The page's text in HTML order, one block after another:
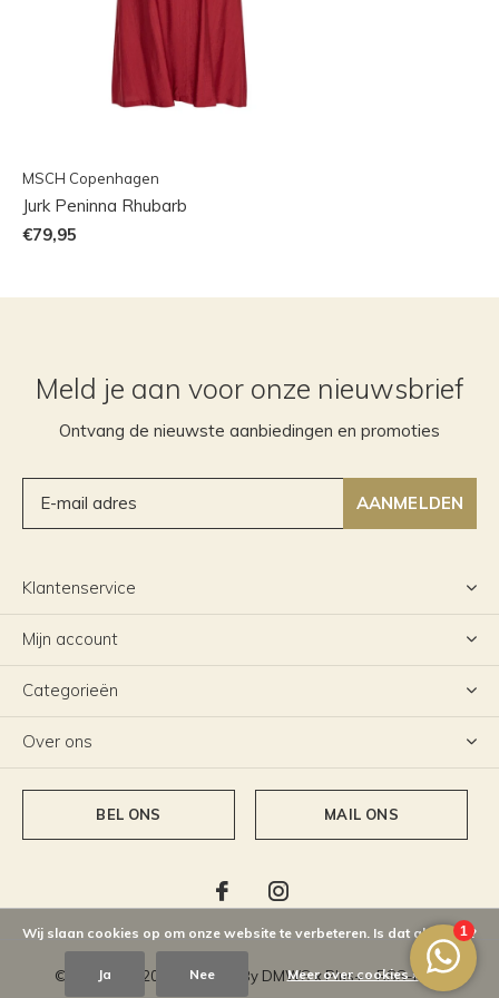
MSCH Copenhagen
Jurk Peninna Rhubarb
€79,95
Meld je aan voor onze nieuwsbrief
Ontvang de nieuwste aanbiedingen en promoties
AANMELDEN
Klantenservice
Mijn account
Categorieën
Over ons
BEL ONS MAIL ONS
© Copyright 2026 - Theme By DMWSxPlus+-RSS-feed
Wij slaan cookies op om onze website te verbeteren. Is dat akkoord?
Ja Nee Meer over cookies »